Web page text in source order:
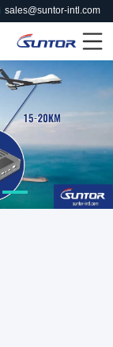
sales@suntor-intl.com